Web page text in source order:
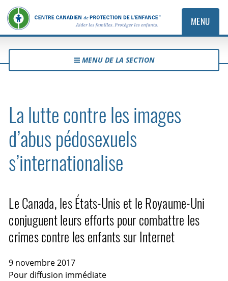
MENU
MENU DE LA SECTION
La lutte contre les images
d’abus pédosexuels
s’internationalise
Le Canada, les États-Unis et le Royaume-Uni
conjuguent leurs efforts pour combattre les
crimes contre les enfants sur Internet
9 novembre 2017
Pour diffusion immédiate